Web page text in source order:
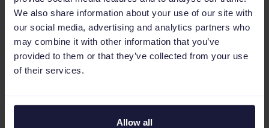
We also share information about your use of our site with
our social media, advertising and analytics partners who
may combine it with other information that you’ve
provided to them or that they’ve collected from your use
of their services.
Allow all
langer duurt (3-5 dagen). In veel gevallen
gaan ze ervan uit dat verzending gratis is.
Bovendien is het belangrijk om retourneren
makkelijk te maken, met name voor kleding,